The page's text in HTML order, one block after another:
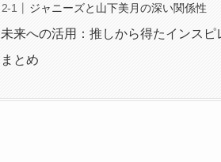
ジャニーズと山下美月の深い関係性
未来への活用：推しから得たインスピ
まとめ